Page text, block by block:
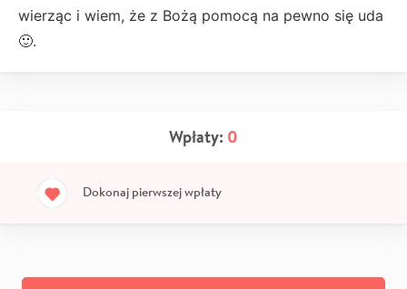
wierząc i wiem, że z Bożą pomocą na pewno się uda
🙂.
Wpłaty: 0
Dokonaj pierwszej wpłaty